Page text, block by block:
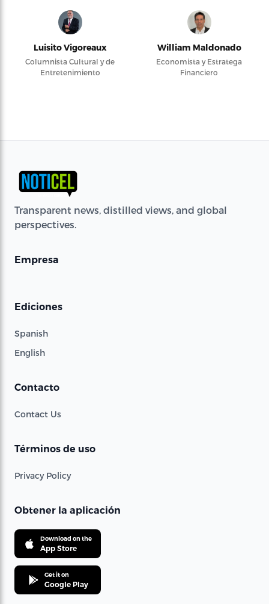
Luisito Vigoreaux
Columnista Cultural y de
Entretenimiento
William Maldonado
Economista y Estratega
Financiero
Transparent news, distilled views, and global
perspectives.
Empresa
Ediciones
Spanish
English
Contacto
Contact Us
Términos de uso
Privacy Policy
Obtener la aplicación
Download on the
App Store
Get it on
Google Play